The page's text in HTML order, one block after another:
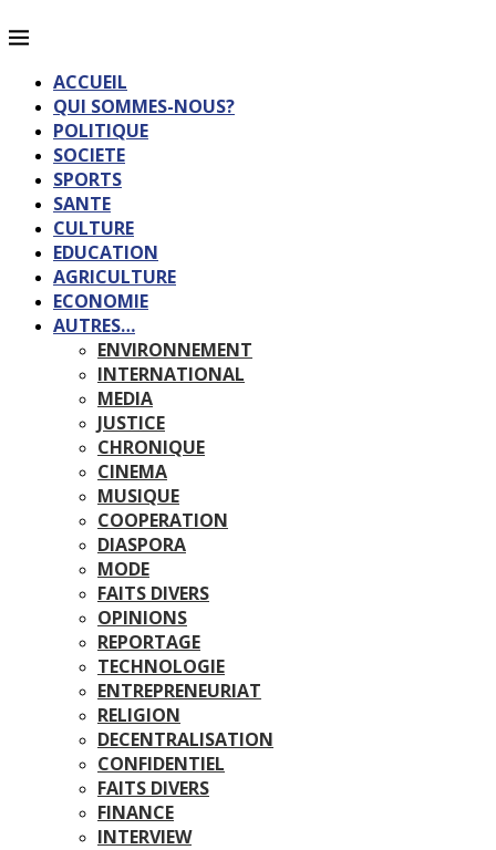
ACCUEIL
QUI SOMMES-NOUS?
POLITIQUE
SOCIETE
SPORTS
SANTE
CULTURE
EDUCATION
AGRICULTURE
ECONOMIE
AUTRES…
ENVIRONNEMENT
INTERNATIONAL
MEDIA
JUSTICE
CHRONIQUE
CINEMA
MUSIQUE
COOPERATION
DIASPORA
MODE
FAITS DIVERS
OPINIONS
REPORTAGE
TECHNOLOGIE
ENTREPRENEURIAT
RELIGION
DECENTRALISATION
CONFIDENTIEL
FAITS DIVERS
FINANCE
INTERVIEW